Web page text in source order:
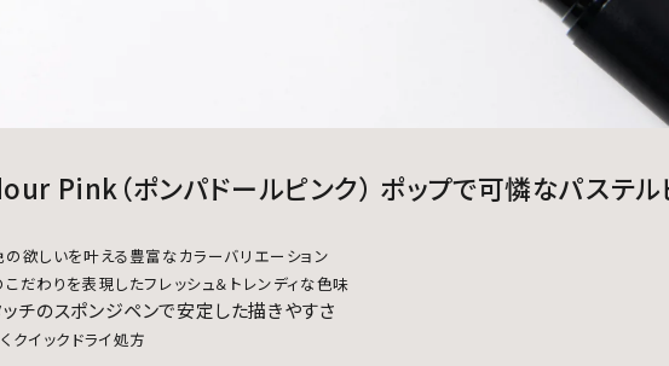
Pink（ポンパドールピンク） ポップで可憐なパステル
欲しいを叶える豊富なカラーバリエーション
だわりを表現したフレッシュ＆トレンディな色味
ッチのスポンジペンで安定した描きやすさ
クイックドライ処方